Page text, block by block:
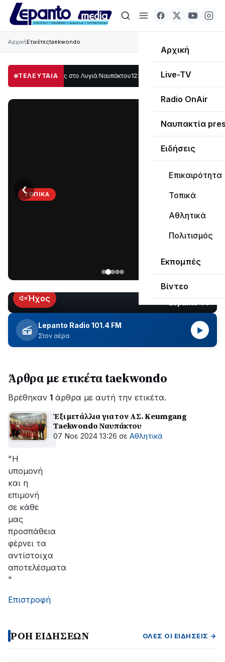
Αρχική
Live-TV
Radio OnAir
Ναυπακτία
Ειδήσεις
Επικαιρότητα
Τοπικά
Αθλητικά
Πολιτισμός
Εκπομπές
Βίντεο
ΑρχικήΕτικέτεςtaekwondo
ΤΕΛΕΥΤΑΙΑ
μέρος στο Λυγιά Ναυπάκτου12:08 Σε τροχιά υλοποίησης η
ΤΟΠΙΚΆ
Ναυπάκτου
εδώ
και
περίπου
δύο
ώρες
εξέλιξη
οι
εργασίες
ΔΕΔΔΗΕ
για
την
βλάβης
‹
LIVEΉχος
Lepanto Radio 101.4 FM
Στον αέρα
▶
Άρθρα με ετικέτα taekwondo
Βρέθηκαν 1 άρθρα με αυτή την ετικέτα.
Έξι μετάλλια για τον ΑΣ. Keumgang
Taekwondo Ναυπάκτου
07 Νοε 2024 13:26 σε Αθλητικά
"Η
υπομονή
και η
επιμονή
σε κάθε
μας
προσπάθεια
φέρνει τα
αντίστοιχα
αποτελέσματα
"
Επιστροφή
ΡΟΗ ΕΙΔΗΣΕΩΝ ΌΛΕΣ ΟΙ ΕΙΔΉΣΕΙΣ →